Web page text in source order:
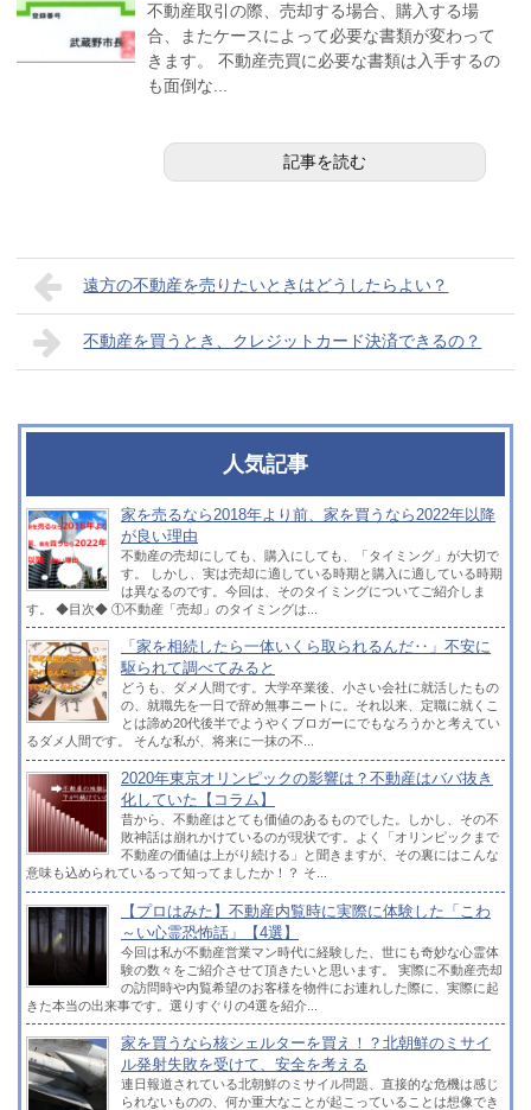
不動産取引の際、売却する場合、購入する場
合、またケースによって必要な書類が変わって
きます。 不動産売買に必要な書類は入手するの
も面倒な...
記事を読む
遠方の不動産を売りたいときはどうしたらよい？
不動産を買うとき、クレジットカード決済できるの？
人気記事
家を売るなら2018年より前、家を買うなら2022年以降
が良い理由
不動産の売却にしても、購入にしても、「タイミング」が大切で
す。 しかし、実は売却に適している時期と購入に適している時期
は異なるのです。今回は、そのタイミングについてご紹介しま
す。 ◆目次◆ ①不動産「売却」のタイミングは...
「家を相続したら一体いくら取られるんだ‥」不安に
駆られて調べてみると
どうも、ダメ人間です。大学卒業後、小さい会社に就活したもの
の、就職先を一日で辞め無事ニートに。それ以来、定職に就くこ
とは諦め20代後半でようやくブロガーにでもなろうかと考えてい
るダメ人間です。 そんな私が、将来に一抹の不...
2020年東京オリンピックの影響は？不動産はババ抜き
化していた【コラム】
昔から、不動産はとても価値のあるものでした。しかし、その不
敗神話は崩れかけているのが現状です。よく「オリンピックまで
不動産の価値は上がり続ける」と聞きますが、その裏にはこんな
意味も込められているって知ってましたか！？ そ...
【プロはみた】不動産内覧時に実際に体験した「こわ
～い心霊恐怖話」【4選】
今回は私が不動産営業マン時代に経験した、世にも奇妙な心霊体
験の数々をご紹介させて頂きたいと思います。 実際に不動産売却
の訪問時や内覧希望のお客様を物件にお連れした際に、実際に起
きた本当の出来事です。選りすぐりの4選を紹介...
家を買うなら核シェルターを買え！？北朝鮮のミサイ
ル発射失敗を受けて、安全を考える
連日報道されている北朝鮮のミサイル問題、直接的な危機は感じ
られないものの、何か重大なことが起こっていることは想像でき